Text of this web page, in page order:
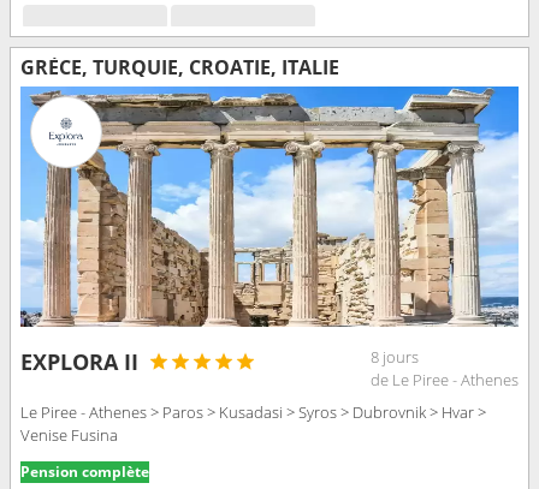
GRÈCE, TURQUIE, CROATIE, ITALIE
EXPLORA II
8 jours
de Le Piree - Athenes
Le Piree - Athenes > Paros > Kusadasi > Syros > Dubrovnik > Hvar >
Venise Fusina
Pension complète